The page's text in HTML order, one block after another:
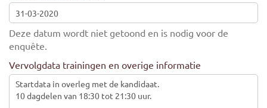
Deze datum wordt niet getoond en is nodig voor de
enquête.
Vervolgdata trainingen en overige informatie